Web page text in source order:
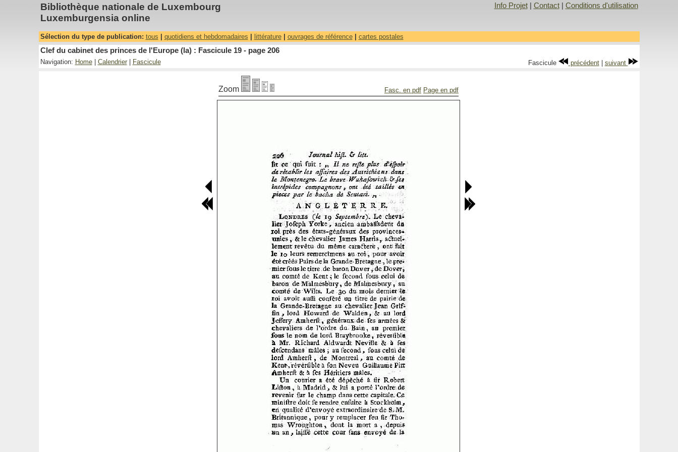
Bibliothèque nationale de Luxembourg
Luxemburgensia online
Info Projet| Contact| Conditions d'utilisation
Sélection du type de publication: tous quotidiens et hebdomadaires littérature| ouvrages de référence| cartes postales
Clef du cabinet des princes de l'Europe (la) : Fascicule 19 - page 206
Navigation: Home| Calendrier| Fascicule Fascicule précédent| suivant
Zoom Fasc. en pdf Page en pdf